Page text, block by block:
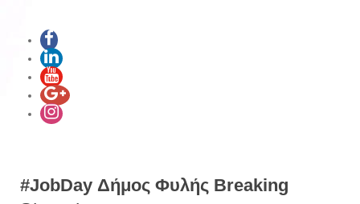
#JobDay Δήμος Φυλής Breaking